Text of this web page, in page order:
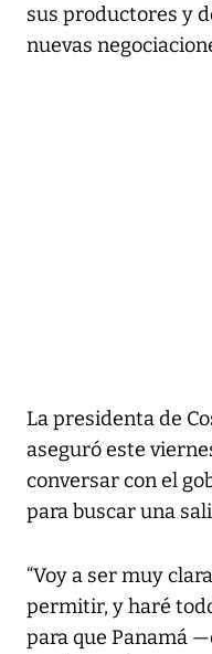
sus productores y
nuevas
La presidenta de
aseguró este
conversar con el
para buscar una
“Voy a ser muy
permitir, y haré
para que Panamá